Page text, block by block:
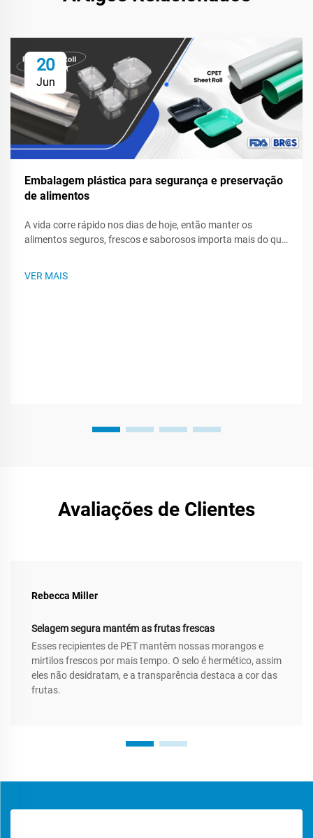
20
Jun
Embalagem plástica para segurança e preservação
de alimentos
A vida corre rápido nos dias de hoje, então manter os
alimentos seguros, frescos e saborosos importa mais do que
VER MAIS
Avaliações de Clientes
Rebecca Miller
Selagem segura mantém as frutas frescas
Esses recipientes de PET mantêm nossas morangos e
mirtilos frescos por mais tempo. O selo é hermético, assim
eles não desidratam, e a transparência destaca a cor das
frutas.